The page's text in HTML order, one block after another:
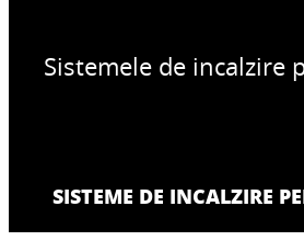
Sistemele de incalzire
SISTEME DE INCALZIRE